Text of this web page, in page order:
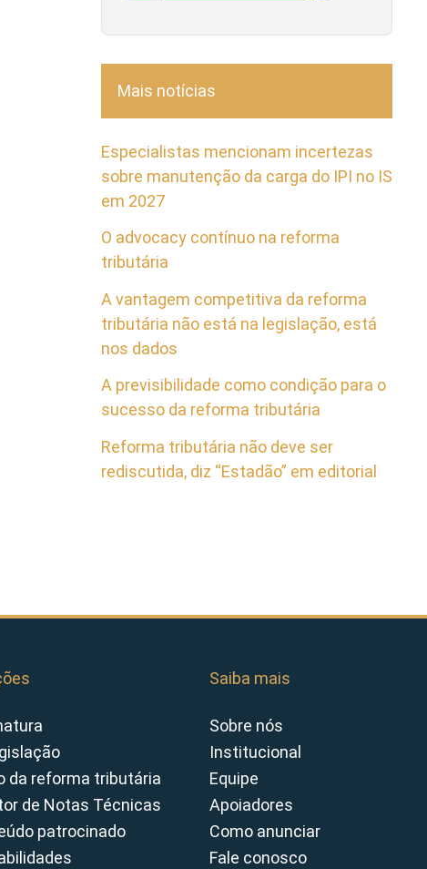
Mais notícias
Especialistas mencionam incertezas
sobre manutenção da carga do IPI no IS
em 2027
O advocacy contínuo na reforma
tributária
A vantagem competitiva da reforma
tributária não está na legislação, está
nos dados
A previsibilidade como condição para o
sucesso da reforma tributária
Reforma tributária não deve ser
rediscutida, diz “Estadão” em editorial
da reforma tributária
de Notas Técnicas
patrocinado
Saiba mais
Sobre nós
Institucional
Equipe
Apoiadores
Como anunciar
Fale conosco